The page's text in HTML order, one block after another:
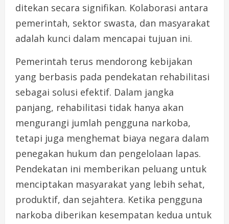
ditekan secara signifikan. Kolaborasi antara
pemerintah, sektor swasta, dan masyarakat
adalah kunci dalam mencapai tujuan ini.
Pemerintah terus mendorong kebijakan
yang berbasis pada pendekatan rehabilitasi
sebagai solusi efektif. Dalam jangka
panjang, rehabilitasi tidak hanya akan
mengurangi jumlah pengguna narkoba,
tetapi juga menghemat biaya negara dalam
penegakan hukum dan pengelolaan lapas.
Pendekatan ini memberikan peluang untuk
menciptakan masyarakat yang lebih sehat,
produktif, dan sejahtera. Ketika pengguna
narkoba diberikan kesempatan kedua untuk